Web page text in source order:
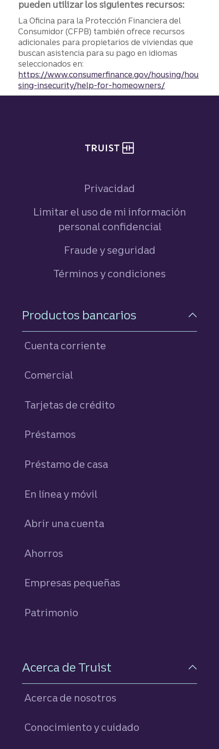
pueden utilizar los siguientes recursos:
La Oficina para la Protección Financiera del
Consumidor (CFPB) también ofrece recursos
adicionales para propietarios de viviendas que
buscan asistencia para su pago en idiomas
seleccionados en:
https://www.consumerfinance.gov/housing/hou
sing-insecurity/help-for-homeowners/
Privacidad
Limitar el uso de mi información
personal confidencial
Fraude y seguridad
Términos y condiciones
Navegación a pie de
Productos bancarios
Cuenta corriente
Comercial
Tarjetas de crédito
Préstamos
Préstamo de casa
En línea y móvil
Abrir una cuenta
Ahorros
Empresas pequeñas
Patrimonio
Acerca de Truist
Acerca de nosotros
Conocimiento y cuidado